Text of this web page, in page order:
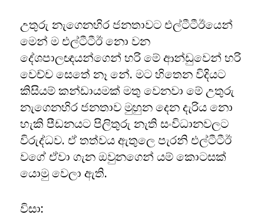
උතුරු නැගෙනහිර ජනතාවට එල්ටීටීඊයෙන්
මෙන් ම එල්ටීටීඊ නො වන
දේශපාලඥයන්ගෙන් හරි මේ ආන්ඩුවෙන් හරි
වෙච්ච සෙතේ නෑ නේ. මට හිතෙන විදියට
කිසියම් කන්ඩායමක් මතු වෙනවා මේ උතුරු
නැගෙනහිර ජනතාව මුහුන දෙන දැරිය නො
හැකි පීඩනයට පිලිතුරු නැති සංවිධානවලට
විරුද්ධව. ඒ තත්වය ඇතුලෙ පැරනි එල්ටීටීඊ
වගේ ඒවා ගැන ඔවුනගෙන් යම් කොටසක්
යොමු වෙලා ඇති.
විසා: